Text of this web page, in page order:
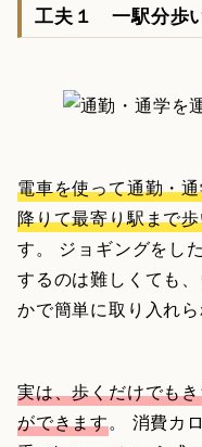
工夫１ 一駅分歩
電車を使って通勤・
降りて最寄り駅まで
す。 ジョギングをし
するのは難しくても
かで簡単に取り入れら
実は、歩くだけでも
ができます。 消費カ